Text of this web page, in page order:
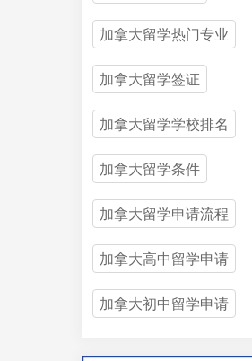
加拿大留学热门专业
加拿大留学签证
加拿大留学学校排名
加拿大留学条件
加拿大留学申请流程
加拿大高中留学申请
加拿大初中留学申请